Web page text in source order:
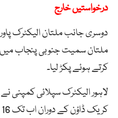
درخواستیں خارج
دوسری جانب ملتان الیکٹرک
کرتے ہوئے پکڑ لیا۔
لاہور الیکٹرک سپلائی کمپنی
کریک ڈاؤن کے دوران اب تک 16 ہزار 13 بجلی چور پکڑ لیے۔